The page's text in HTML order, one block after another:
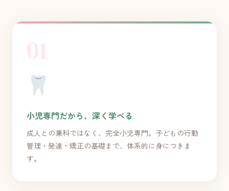
小児専門だから、深く学べる
成人との兼科ではなく、完全小児専門。子どもの行動
管理・発達・矯正の基礎まで、体系的に身につきま
す。